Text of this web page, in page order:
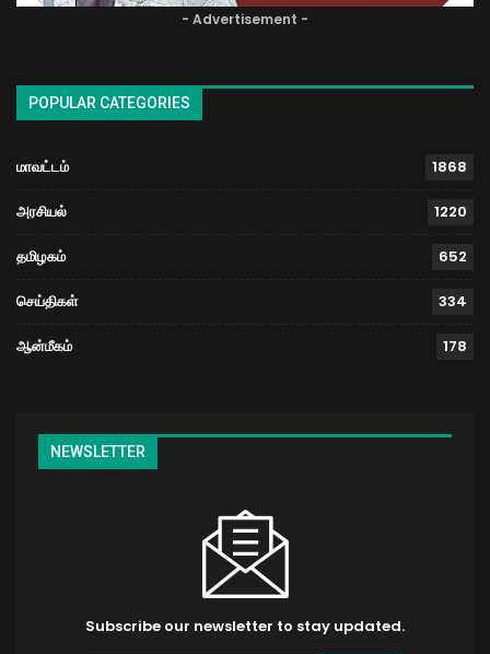
- Advertisement -
POPULAR CATEGORIES
மாவட்டம் 1868
அரசியல் 1220
தமிழகம் 652
செய்திகள் 334
ஆன்மீகம் 178
NEWSLETTER
Subscribe our newsletter to stay updated.